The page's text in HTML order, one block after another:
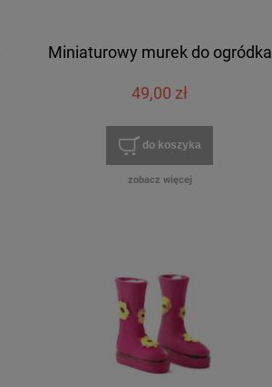
Miniaturowy murek do ogródka
49,00 zł
do koszyka
zobacz więcej